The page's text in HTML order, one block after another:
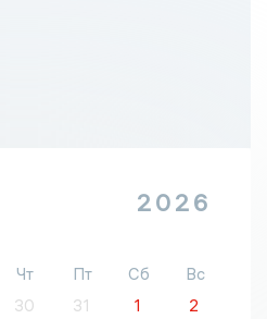
2026
Чт Пт Сб
Вс
30 31 1
2